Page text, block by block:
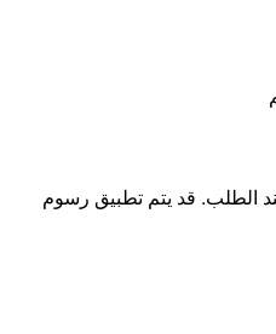
الطلب. قد يتم تطبيق رسوم